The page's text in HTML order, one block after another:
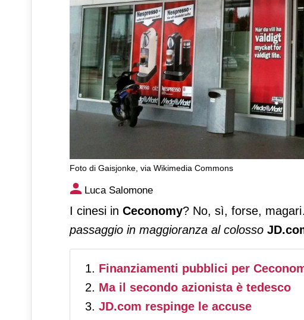
Foto di Gaisjonke, via Wikimedia Commons
Ceconomy: perché Bruxelles
Luca Salomone
I cinesi in Ceconomy? No, sì, forse,
passaggio in maggioranza al colosso
Finanziamenti pubblici per
Ma il secondo azionista è tedesco
JD.com respinge le accuse